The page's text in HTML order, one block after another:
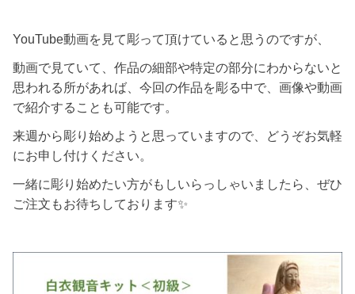
YouTube動画を見て彫って頂けていると思うのですが、
動画で見ていて、作品の細部や特定の部分にわからないと
思われる所があれば、今回の作品を彫る中で、画像や動画
で紹介することも可能です。
来週から彫り始めようと思っていますので、どうぞお気軽
にお申し付けください。
一緒に彫り始めたい方がもしいらっしゃいましたら、ぜひ
ご注文もお待ちしております✨